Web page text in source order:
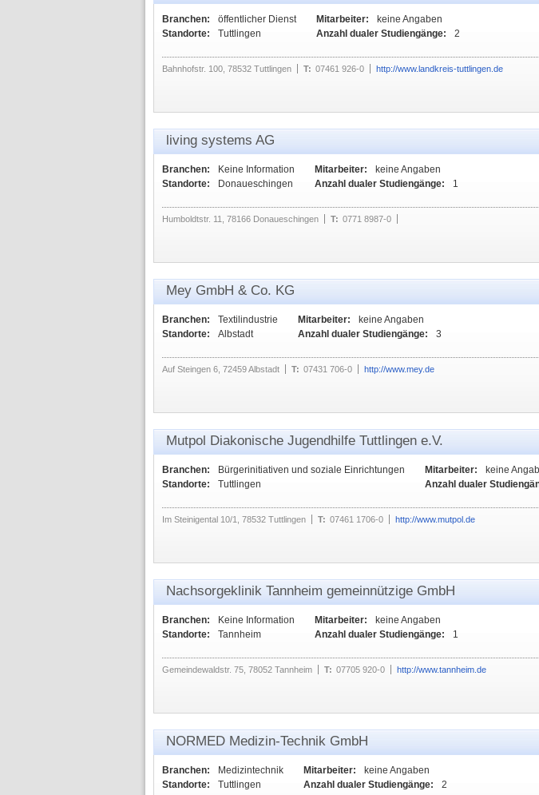
Branchen:
öffentlicher Dienst
Standorte:
Tuttlingen
Mitarbeiter:
keine Angaben
Anzahl dualer Studiengänge:
2
Bahnhofstr. 100, 78532 Tuttlingen T: 07461 926-0 http://www.landkreis-tuttlingen.de
living systems AG
Branchen:
Keine Information
Standorte:
Donaueschingen
Mitarbeiter:
keine Angaben
Anzahl dualer Studiengänge:
1
Humboldtstr. 11, 78166 Donaueschingen T: 0771 8987-0
Mey GmbH & Co. KG
Branchen:
Textilindustrie
Standorte:
Albstadt
Mitarbeiter:
keine Angaben
Anzahl dualer Studiengänge:
3
Auf Steingen 6, 72459 Albstadt T: 07431 706-0 http://www.mey.de
Mutpol Diakonische Jugendhilfe Tuttlingen e.V.
Branchen:
Bürgerinitiativen und soziale Einrichtungen
Standorte:
Tuttlingen
Mitarbeiter:
keine
Anzahl dualer
Im Steinigental 10/1, 78532 Tuttlingen T: 07461 1706-0 http://www.mutpol.de
Nachsorgeklinik Tannheim gemeinnützige GmbH
Branchen:
Keine Information
Standorte:
Tannheim
Mitarbeiter:
keine Angaben
Anzahl dualer Studiengänge:
1
Gemeindewaldstr. 75, 78052 Tannheim T: 07705 920-0 http://www.tannheim.de
NORMED Medizin-Technik GmbH
Branchen:
Medizintechnik
Standorte:
Tuttlingen
Mitarbeiter:
keine Angaben
Anzahl dualer Studiengänge:
2